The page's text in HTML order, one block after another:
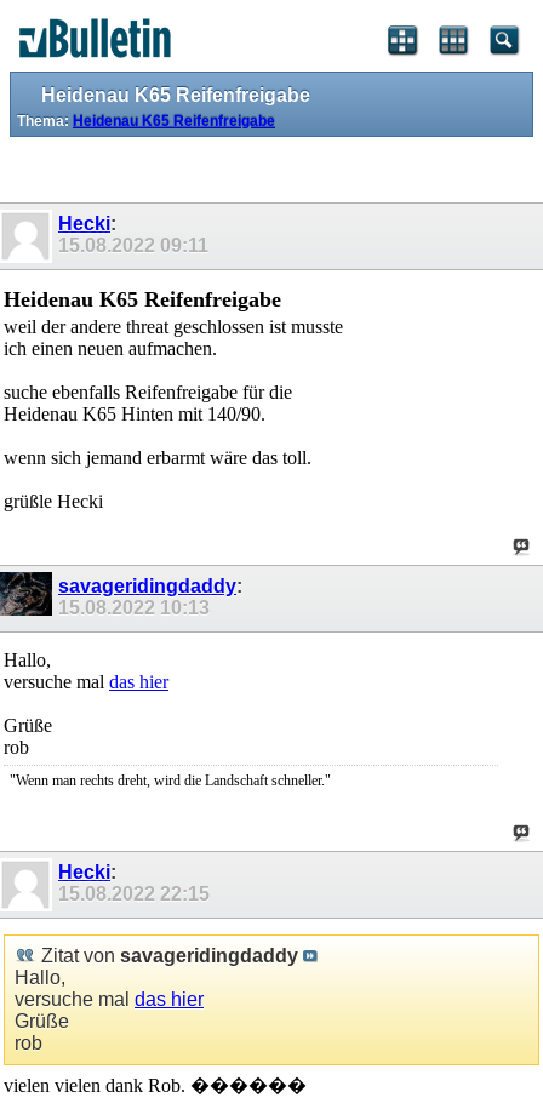
Heidenau K65 Reifenfreigabe
Thema: Heidenau K65 Reifenfreigabe
Hecki:
15.08.2022 09:11
Heidenau K65 Reifenfreigabe
weil der andere threat geschlossen ist musste
ich einen neuen aufmachen.
suche ebenfalls Reifenfreigabe für die
Heidenau K65 Hinten mit 140/90.
wenn sich jemand erbarmt wäre das toll.
grüßle Hecki
savageridingdaddy:
15.08.2022 10:13
Hallo,
versuche mal das hier
Grüße
rob
"Wenn man rechts dreht, wird die Landschaft schneller."
Hecki:
15.08.2022 22:15
Zitat von savageridingdaddy
Hallo,
versuche mal das hier
Grüße
rob
vielen vielen dank Rob. ������